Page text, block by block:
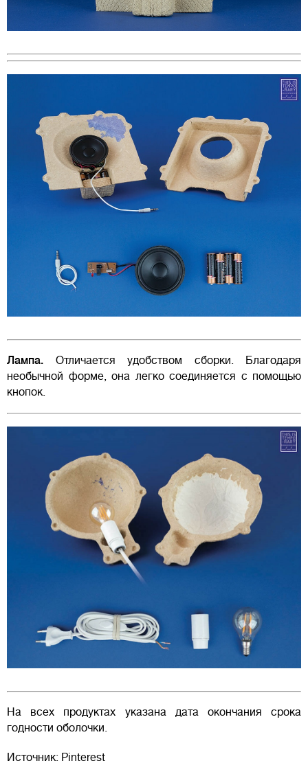
Лампа. Отличается удобством сборки. Благодаря
необычной форме, она легко соединяется с помощью
кнопок.
На всех продуктах указана дата окончания срока
годности оболочки.
Источник: Pinterest